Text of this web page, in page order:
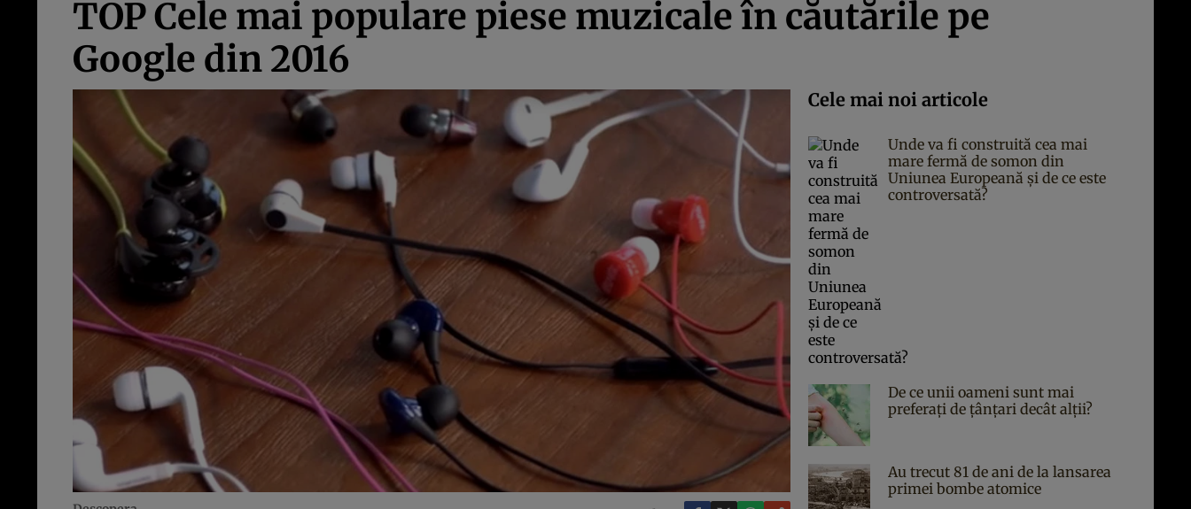
TOP Cele mai populare piese muzicale în căutările pe
Google din 2016
Cele mai noi articole
Unde va fi construită cea mai
mare fermă de somon din
Uniunea Europeană și de ce este
controversată?
De ce unii oameni sunt mai
preferați de țânțari decât alții?
Au trecut 81 de ani de la lansarea
primei bombe atomice